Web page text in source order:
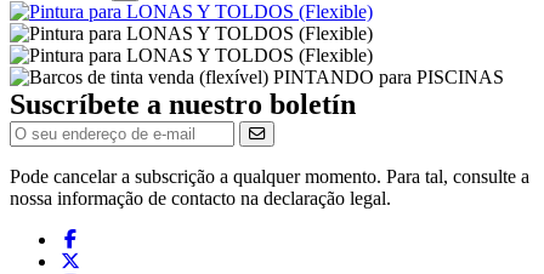
Suscríbete a nuestro boletín
Pode cancelar a subscrição a qualquer momento. Para tal, consulte a
nossa informação de contacto na declaração legal.